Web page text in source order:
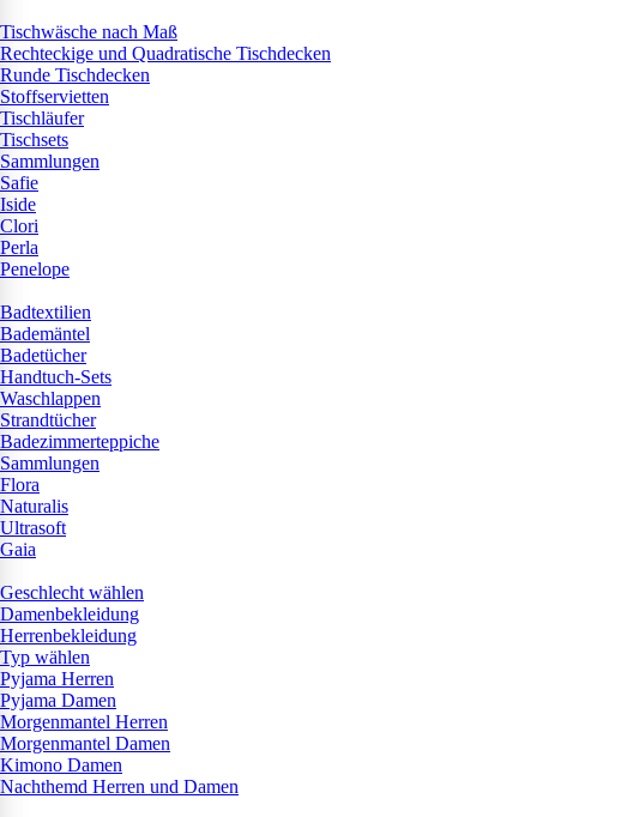
Tischwäsche nach Maß
Rechteckige und Quadratische Tischdecken
Runde Tischdecken
Stoffservietten
Tischläufer
Tischsets
Sammlungen
Safie
Iside
Clori
Perla
Penelope
Badtextilien
Bademäntel
Badetücher
Handtuch-Sets
Waschlappen
Strandtücher
Badezimmerteppiche
Sammlungen
Flora
Naturalis
Ultrasoft
Gaia
Geschlecht wählen
Damenbekleidung
Herrenbekleidung
Typ wählen
Pyjama Herren
Pyjama Damen
Morgenmantel Herren
Morgenmantel Damen
Kimono Damen
Nachthemd Herren und Damen